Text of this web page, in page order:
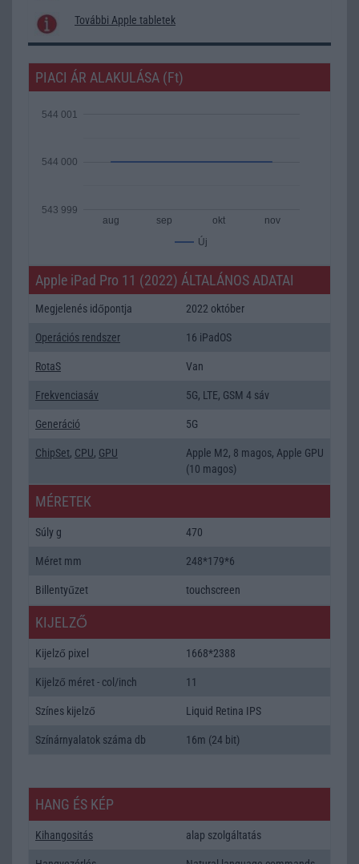
További Apple tabletek
PIACI ÁR ALAKULÁSA (Ft)
Új
aug sep okt nov
543 999
544 000
544 001
Apple iPad Pro 11 (2022) ÁLTALÁNOS ADATAI
Megjelenés időpontja 2022 október
Operációs rendszer 16 iPadOS
RotaS Van
Frekvenciasáv 5G, LTE, GSM 4 sáv
Generáció 5G
ChipSet, CPU, GPU
Apple M2, 8 magos, Apple GPU
(10 magos)
MÉRETEK
Súly g 470
Méret mm 248*179*6
Billentyűzet touchscreen
KIJELZŐ
Kijelző pixel 1668*2388
Kijelző méret - col/inch 11
Színes kijelző Liquid Retina IPS
Színárnyalatok száma db 16m (24 bit)
HANG ÉS KÉP
Kihangositás alap szolgáltatás